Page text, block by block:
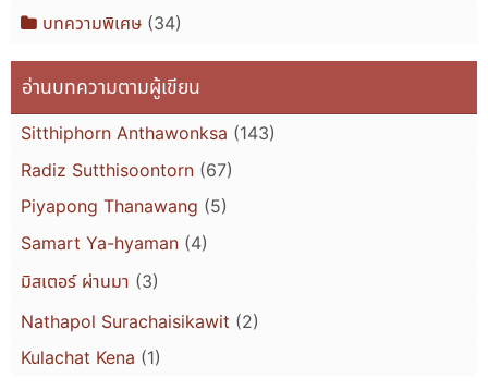
บทความพิเศษ(34)
อ่านบทความตามผู้เขียน
Sitthiphorn Anthawonksa (143)
Radiz Sutthisoontorn (67)
Piyapong Thanawang (5)
Samart Ya-hyaman (4)
มิสเตอร์ ผ่านมา (3)
Nathapol Surachaisikawit (2)
Kulachat Kena (1)